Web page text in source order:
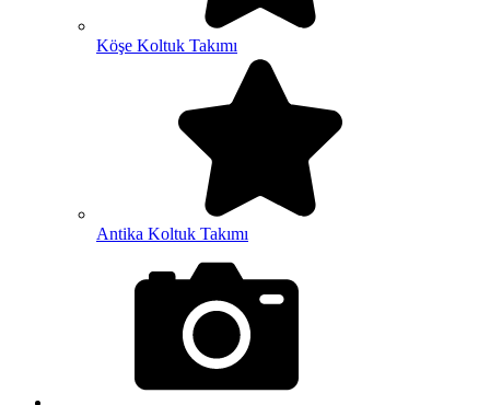
Köşe Koltuk Takımı
Antika Koltuk Takımı